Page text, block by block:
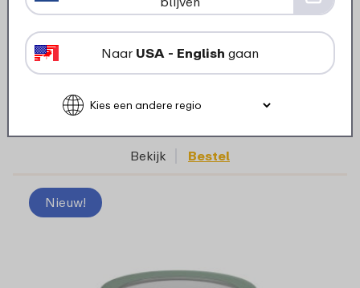
Multikom Cirqula 1250 ml - Nordic sage
1399
Bekijk Bestel
Nieuw!
Naar USA - English gaan